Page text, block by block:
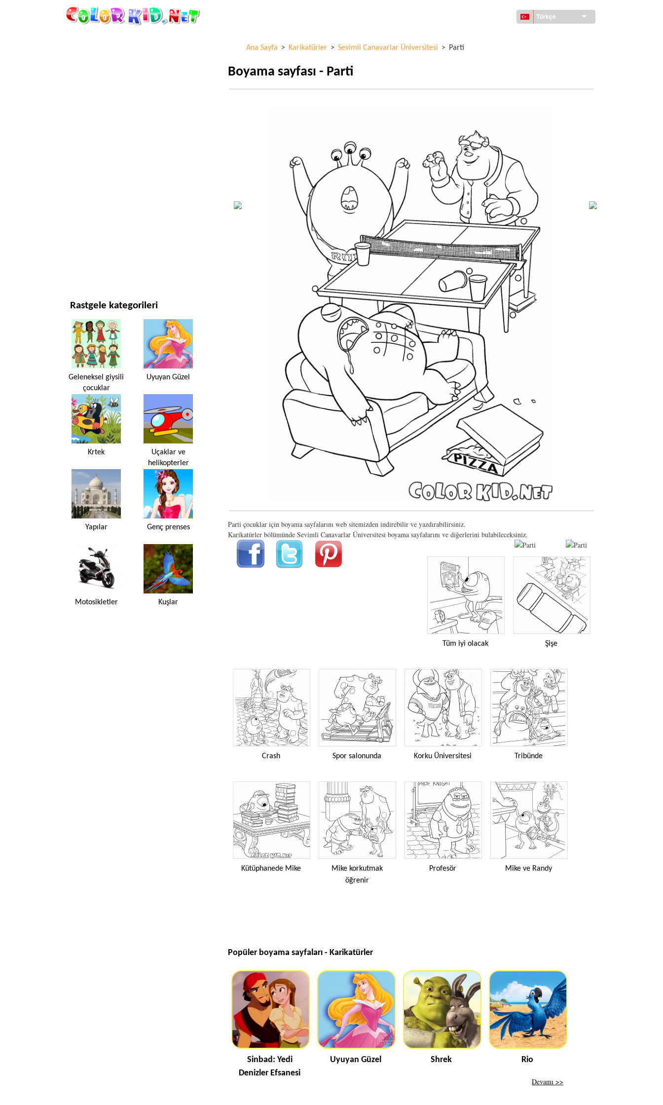
Türkçe
Rastgele kategorileri
Geleneksel giysili
çocuklar
Uyuyan Güzel
Krtek
Uçaklar ve
helikopterler
Yapılar Genç prenses
Motosikletler Kuşlar
Ana Sayfa > Karikatürler > Sevimli Canavarlar Üniversitesi > Parti
Boyama sayfası - Parti
Parti çocuklar için boyama sayfalarını web sitemizden indirebilir ve yazdırabilirsiniz.
Karikatürler bölümünde Sevimli Canavarlar Üniversitesi boyama sayfalarını ve diğerlerini bulabileceksiniz.
Tüm iyi olacak Şişe
Crash Spor salonunda Korku Üniversitesi Tribünde
Kütüphanede Mike
Mike korkutmak
öğrenir
Profesör Mike ve Randy
Popüler boyama sayfaları - Karikatürler
Sinbad: Yedi
Denizler Efsanesi
Uyuyan Güzel Shrek Rio
Devamı >>